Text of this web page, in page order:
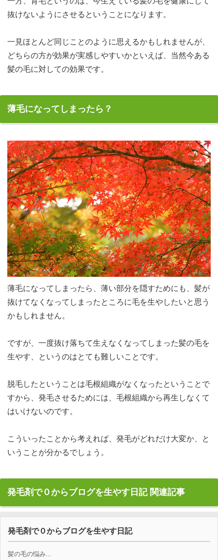
抜けないようにさせるということになります。
一見ほとんど同じことのように思えるかもしれませんが、
どちらの方が効果が実感しやすいかといえば、当然今ある
髪の毛に対しての効果です。
薄毛になってしまったら？
薄毛になってしまったら、薄い部分を隠すためにも、髪が
抜けてなくなってしまったところに毛を生やしたいと思う
かもしれません。
ですが、一度抜け落ちて生えなくなってしまった髪の毛を
生やす、というのはとても難しいことです。
脱毛したということは毛根組織がなくなったということで
すから、発毛させるためには、毛根組織から再生しなくて
はいけないのです。
こういったことから考えれば、発毛がどれだけ大変か、と
いうことが分かるでしょう。
発毛剤で０からブログを生やす日記 関連記事
発毛剤で０からブログを生やす日記
髪の毛の悩み...